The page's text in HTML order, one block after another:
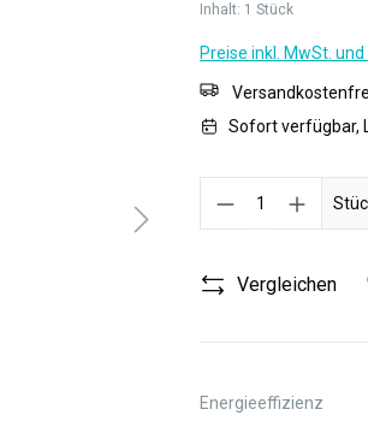
Inhalt: 1 Stück
Preise inkl. MwSt. und
Sofort verfügbar,
Vergleichen
Energieeffizienz